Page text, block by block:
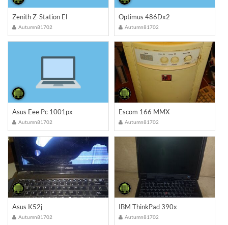
Zenith Z-Station El
Autumn81702
Optimus 486Dx2
Autumn81702
Asus Eee Pc 1001px
Autumn81702
Escom 166 MMX
Autumn81702
Asus K52j
Autumn81702
IBM ThinkPad 390x
Autumn81702